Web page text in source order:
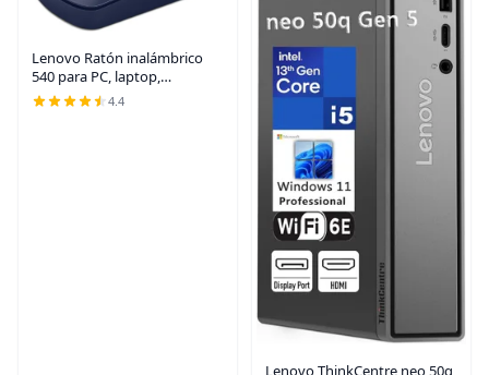
Lenovo Ratón inalámbrico
540 para PC, laptop,
computadora con Windows o
Chrome OS - Receptor de
4.4